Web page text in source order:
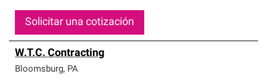
Solicitar una cotización
W.T.C. Contracting
Bloomsburg, PA